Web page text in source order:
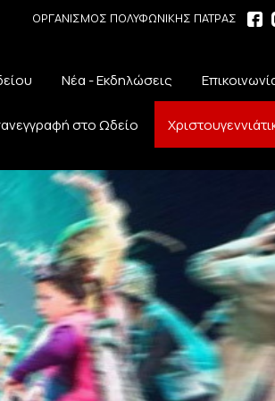
ΟΡΓΑΝΙΣΜΟΣ ΠΟΛΥΦΩΝΙΚΗΣ ΠΑΤΡΑΣ
Νέα - Εκδηλώσεις
στο Ωδείο